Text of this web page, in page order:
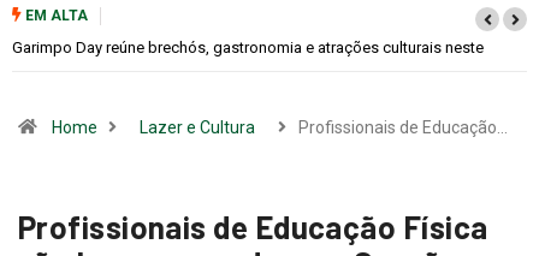
EM ALTA
Bugonia transforma paranoia e conspiração em um suspense
Home Lazer e Cultura Profissionais de Educação…
Profissionais de Educação Física